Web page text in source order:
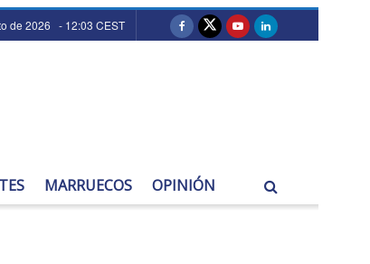
de 2026 - 12:03 CEST
MARRUECOS OPINIÓN